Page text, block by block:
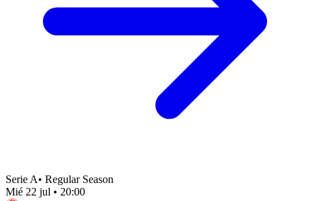
Serie A• Regular Season
Mié 22 jul • 20:00